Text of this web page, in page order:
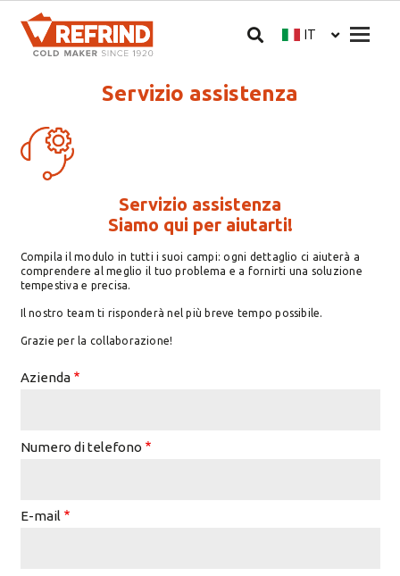
Select your
IT
Servizio assistenza
Servizio assistenza
Siamo qui per aiutarti!
Compila il modulo in tutti i suoi campi: ogni dettaglio ci aiuterà a
comprendere al meglio il tuo problema e a fornirti una soluzione
tempestiva e precisa.
Il nostro team ti risponderà nel più breve tempo possibile.
Grazie per la collaborazione!
Azienda
Numero di telefono
E-mail